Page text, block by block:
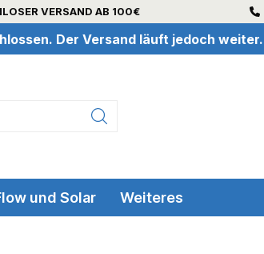
VERSAND AB 100€
Der Versand läuft jedoch weiter.
und Solar Weiteres